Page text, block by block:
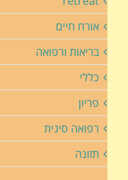
אורח חיים
בריאות ורפואה
כללי
פריון
רפואה סינית
תזונה